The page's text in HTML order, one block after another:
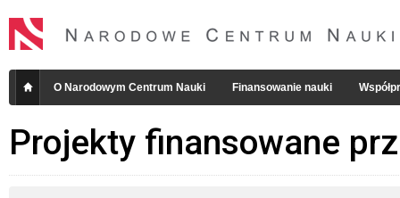
O Narodowym Centrum Nauki Finansowanie nauki
Projekty finansowane